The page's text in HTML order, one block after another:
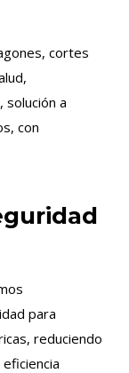
cortes
solución a
con
para
reduciendo